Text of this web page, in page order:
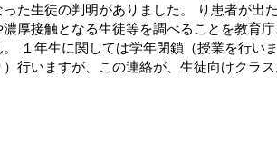
た生徒の判明がありました。 り患者が出
厚接触となる生徒等を調べることを教育
１年生に関しては学年閉鎖（授業を行い
行いますが、この連絡が、生徒向けクラ